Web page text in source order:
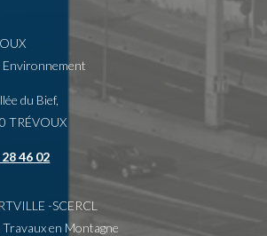
Environnement
du Bief,
TRÉVOUX
46 02
-SCERCL
Travaux en Montagne